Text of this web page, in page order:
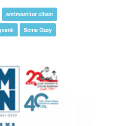
antimastitor cihazı
Sema Özay